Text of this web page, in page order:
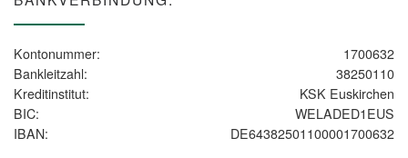
Kontonummer:
1700632
Bankleitzahl:
38250110
Kreditinstitut:
KSK Euskirchen
BIC:
WELADED1EUS
IBAN:
DE64382501100001700632